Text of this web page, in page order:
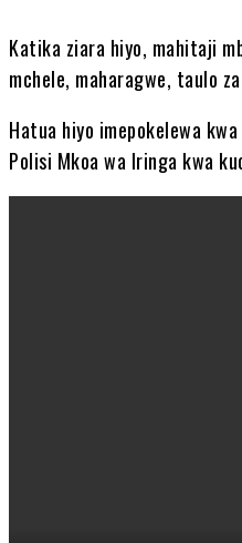
Katika ziara hiyo, mahitaji
mchele, maharagwe, taulo
Hatua hiyo imepokelewa
Polisi Mkoa wa Iringa kwa